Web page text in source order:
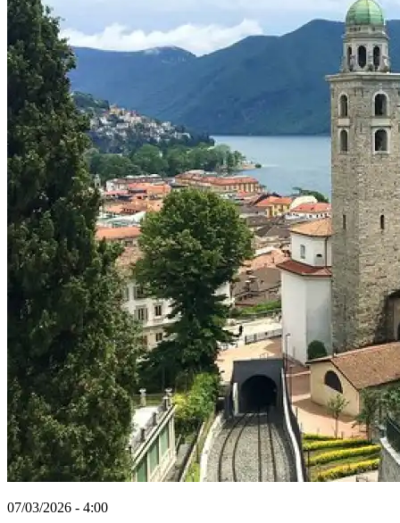
07/03/2026 - 4:00